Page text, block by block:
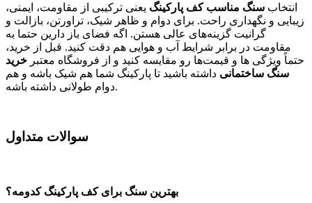
انتخاب سنگ مناسب کف پارکینگ یعنی ترکیبی از مقاومت، ایمنی،
زیبایی و نگهداری راحت. برای دوام و ظاهر شیک، تراورتن، بازالت و
گرانیت گزینه‌های عالی هستن. اگه فضای باز دارین حتما به
مقاومت در برابر شرایط آب و هوایی هم دقت کنید. قبل از خرید،
حتماً ویژگی ‌ها و قیمت‌ها رو مقایسه کنید و از فروشگاه معتبر خرید
سنگ ساختمانی داشته باشید تا پارکینگ شما هم شیک باشه و هم
دوام طولانی داشته باشه.
سوالات متداول
بهترین سنگ برای کف پارکینگ کدومه؟